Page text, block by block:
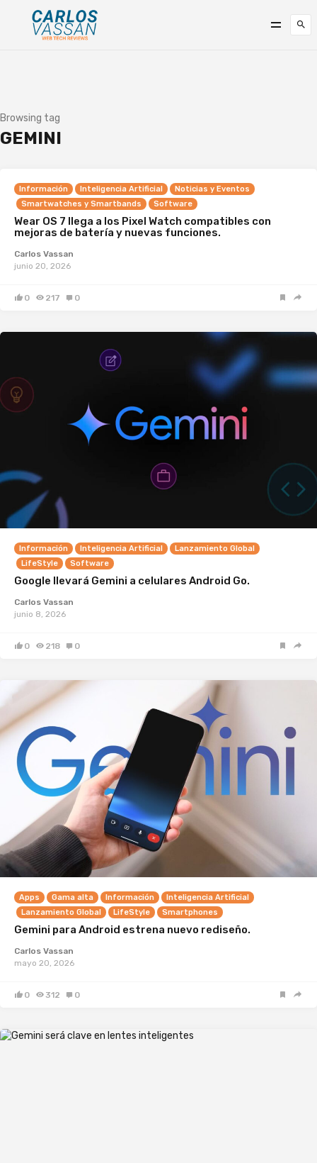
Browsing tag
GEMINI
Información Inteligencia Artificial
Noticias y Eventos
Smartwatches y Smartbands
Software
Wear OS 7 llega a los Pixel Watch compatibles con
mejoras de batería y nuevas funciones.
Carlos Vassan
junio 20, 2026
0 217 0
Información Inteligencia Artificial
Lanzamiento Global
LifeStyle
Software
Google llevará Gemini a celulares Android Go.
Carlos Vassan
junio 8, 2026
0 218 0
Apps Gama alta Información
Inteligencia Artificial
Lanzamiento Global
LifeStyle Smartphones
Gemini para Android estrena nuevo rediseño.
Carlos Vassan
mayo 20, 2026
0 312 0